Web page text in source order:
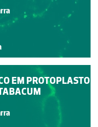
EM PROTOPLASTO